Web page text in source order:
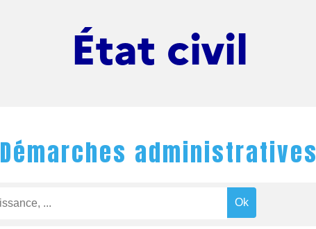
État civil
Démarches administratives